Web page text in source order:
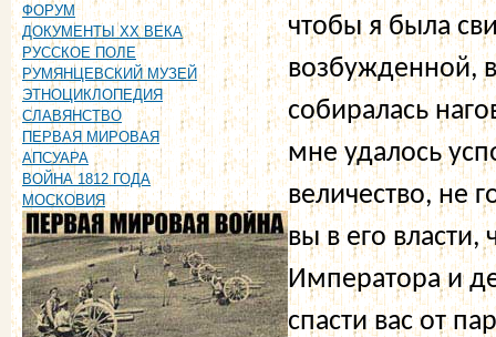
ФОРУМ
ДОКУМЕНТЫ XX ВЕКА
РУССКОЕ ПОЛЕ
РУМЯНЦЕВСКИЙ МУЗЕЙ
ЭТНОЦИКЛОПЕДИЯ
СЛАВЯНСТВО
ПЕРВАЯ МИРОВАЯ
АПСУАРА
ВОЙНА 1812 ГОДА
МОСКОВИЯ
чтобы я была
возбужденной,
собиралась
мне удалось
величество, не
вы в его власти,
Императора и
спасти вас от